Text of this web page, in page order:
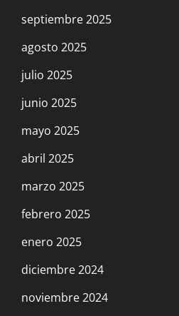
septiembre 2025
agosto 2025
julio 2025
junio 2025
mayo 2025
abril 2025
marzo 2025
febrero 2025
enero 2025
diciembre 2024
noviembre 2024